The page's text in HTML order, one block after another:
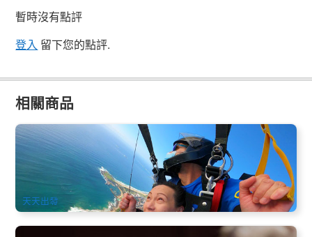
暫時沒有點評
登入 留下您的點評.
相關商品
悉尼臥龍崗海灘15,000ft 高空跳傘(Skydive Beach
Wollongong) 悉尼市區接送可選
1k 已預訂
AUD 371.00 399.00
SYD04230
天天出發